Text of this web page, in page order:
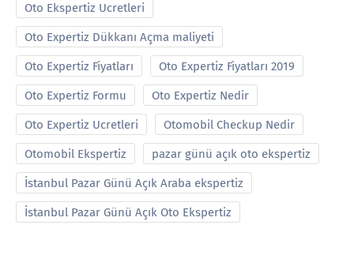
Oto Ekspertiz Ucretleri
Oto Expertiz Dükkanı Açma maliyeti
Oto Expertiz Fiyatları Oto Expertiz Fiyatları 2019
Oto Expertiz Formu Oto Expertiz Nedir
Oto Expertiz Ucretleri Otomobil Checkup Nedir
Otomobil Ekspertiz pazar günü açık oto ekspertiz
İstanbul Pazar Günü Açık Araba ekspertiz
İstanbul Pazar Günü Açık Oto Ekspertiz